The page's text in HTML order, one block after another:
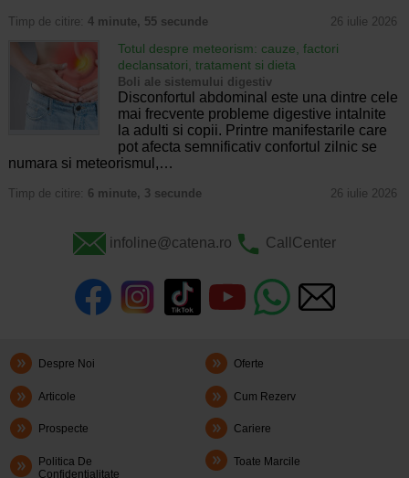
Timp de citire: 4 minute, 55 secunde 26 iulie 2026
Totul despre meteorism: cauze, factori
declansatori, tratament si dieta
Boli ale sistemului digestiv
Disconfortul abdominal este una dintre cele
mai frecvente probleme digestive intalnite
la adulti si copii. Printre manifestarile care
pot afecta semnificativ confortul zilnic se
numara si meteorismul,…
Timp de citire: 6 minute, 3 secunde 26 iulie 2026
infoline@catena.ro CallCenter
Despre Noi Oferte
Articole Cum Rezerv
Prospecte Cariere
Politica De
Confidentialitate
Toate Marcile